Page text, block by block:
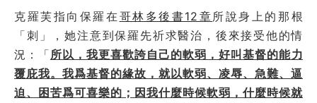
克羅芙指向保羅在 哥林多後書12章 所說身上的那根
「刺」，她注意到保羅先祈求醫治，後來接受他的情
況：「 所以，我更喜歡誇自己的軟弱，好叫基督的能力
覆庇我。我爲基督的緣故，就以軟弱、凌辱、急難、逼
迫、困苦爲可喜樂的；因我什麼時候軟弱，什麼時候就